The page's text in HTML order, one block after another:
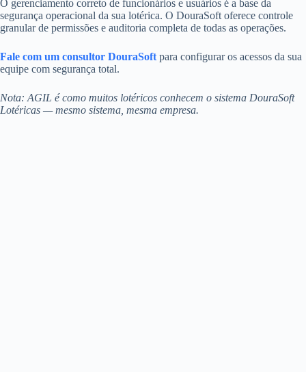
O gerenciamento correto de funcionários e usuários é a base da
segurança operacional da sua lotérica. O DouraSoft oferece controle
granular de permissões e auditoria completa de todas as operações.
Fale com um consultor DouraSoft para configurar os acessos da sua
equipe com segurança total.
Nota: AGIL é como muitos lotéricos conhecem o sistema DouraSoft
Lotéricas — mesmo sistema, mesma empresa.